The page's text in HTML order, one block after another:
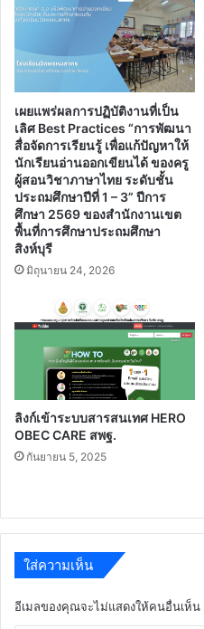
AI
วัน
อาทิตย์
ตุลาคม
2566
โดย
คณะ
ศึกษา
ศาสตร์
มหาวิทยาลัย
บูรพา
เผยแพร่ผลการปฏิบัติงานที่เป็น
เลิศ Best Practices “การพัฒนา
สื่อจัดการเรียนรู้ เพื่อแก้ปัญหาให้
นักเรียนอ่านออกเขียนได้ ของครู
ผู้สอนวิชาภาษาไทย ระดับชั้น
ประถมศึกษาปีที่ 1 – 3” ปีการ
ศึกษา 2569 ของสำนักงานเขต
พื้นที่การศึกษาประถมศึกษา
สิงห์บุรี
มิถุนายน 24, 2026
ลิงก์เข้าระบบสารสนเทศ HERO
OBEC CARE สพฐ.
กันยายน 5, 2025
ใส่ความเห็น
อีเมลของคุณจะไม่แสดงให้คนอื่นเห็น